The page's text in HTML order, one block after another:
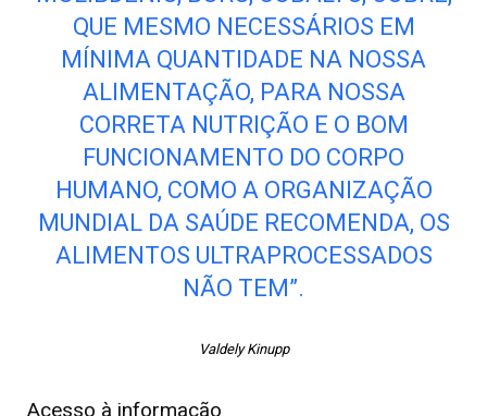
QUE MESMO NECESSÁRIOS EM
MÍNIMA QUANTIDADE NA NOSSA
ALIMENTAÇÃO, PARA NOSSA
CORRETA NUTRIÇÃO E O BOM
FUNCIONAMENTO DO CORPO
HUMANO, COMO A ORGANIZAÇÃO
MUNDIAL DA SAÚDE RECOMENDA, OS
ALIMENTOS ULTRAPROCESSADOS
NÃO TEM”.
Valdely Kinupp
Acesso à informação